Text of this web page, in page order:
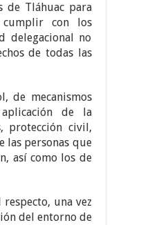
de Tláhuac para
con los
delegacional no
de todas las
de mecanismos
de la
protección civil,
las personas que
así como los de
respecto, una vez
del entorno de